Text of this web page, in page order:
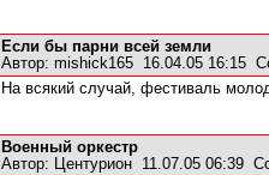
Если бы парни всей земли
Автор: mishick165 16.04.05 16:15
На всякий случай, фестиваль
Военный оркестр
Автор: Центурион 11.07.05 06:39